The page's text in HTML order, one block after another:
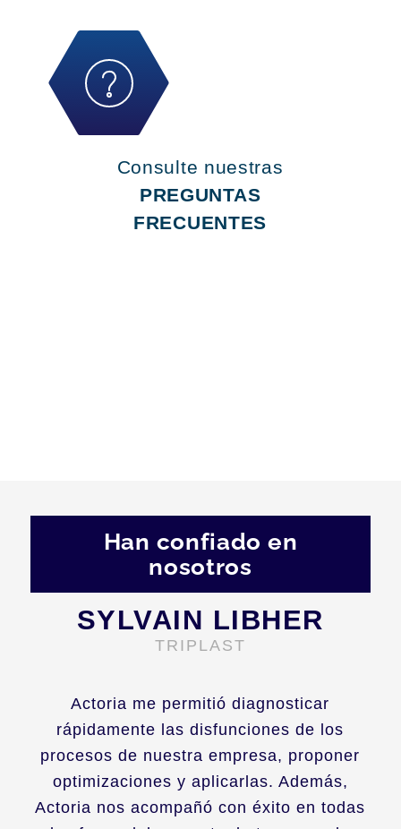
Consulte nuestras
PREGUNTAS
FRECUENTES
Han confiado en
nosotros
Actoria me permitió diagnosticar
rápidamente las disfunciones de los
procesos de nuestra empresa, proponer
optimizaciones y aplicarlas. Además,
Actoria nos acompañó con éxito en todas
SYLVAIN LIBHER
TRIPLAST